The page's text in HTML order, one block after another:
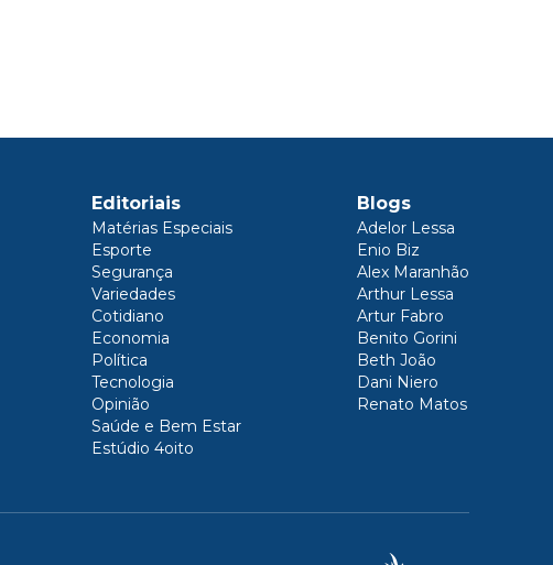
Editoriais
Matérias Especiais
Esporte
Segurança
Variedades
Cotidiano
Economia
Política
Tecnologia
Opinião
Saúde e Bem Estar
Estúdio 4oito
Blogs
Adelor Lessa
Enio Biz
Alex Maranhão
Arthur Lessa
Artur Fabro
Benito Gorini
Beth João
Dani Niero
Renato Matos